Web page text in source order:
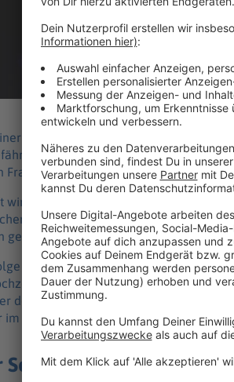
Hochzeitsfeier in Fürth soll ein 27-
mit sechs Schüssen getötet
Franzosen vor dem Landgericht in
wirft ihm heimtückischen Mord vor. Das
den beiden Familien wegen der
gewesen sein.
war der Angeklagte im vergangenen
gegangen, zu der auch das
dort dem 47-Jährigen sechsmal gezielt
im Krankenhaus.
stellte sich der